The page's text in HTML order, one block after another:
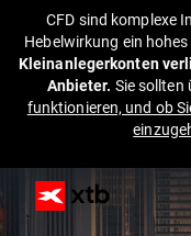
CFD sind komplexe
Hebelwirkung ein
Kleinanlegerkonten
Anbieter. Sie sollten
funktionieren, und ob